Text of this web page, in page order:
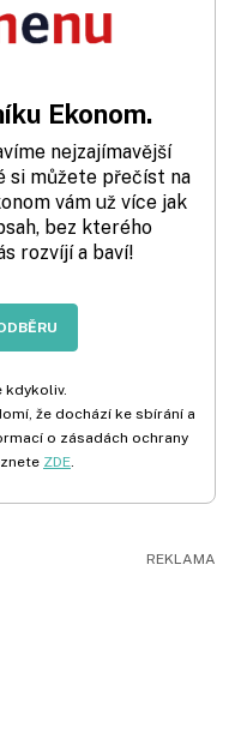
Ekonom.
nejzajímavější
si můžete přečíst na
vám už více jak
bez kterého
rozvíjí a baví!
kdykoliv.
že dochází ke sbírání a
o zásadách ochrany
ZDE.